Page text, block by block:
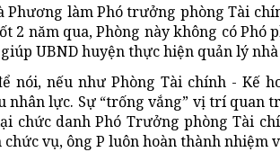
Phương làm Phó trưởng phòng Tài
2 năm qua, Phòng này không có Phó
UBND huyện thực hiện quản lý
nói, nếu như Phòng Tài chính - Kế
nhân lực. Sự “trống vắng” vị trí quan
chức danh Phó Trưởng phòng Tài
vụ, ông P luôn hoàn thành nhiệm